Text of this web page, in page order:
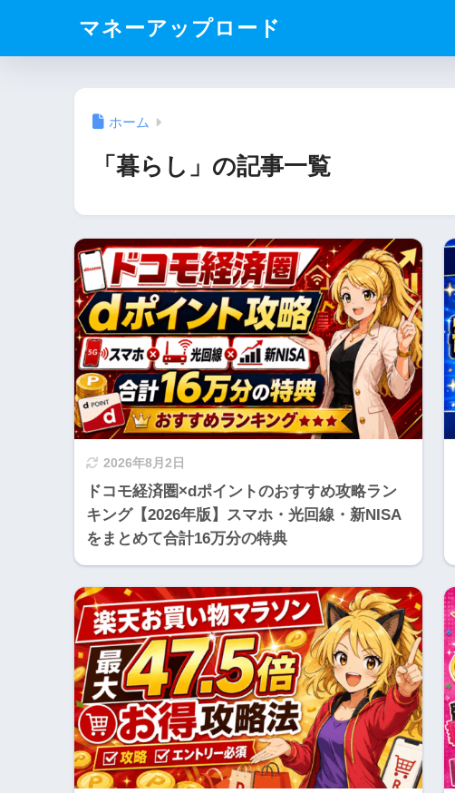
マネーアップロード
ホーム
「暮らし」の記事一覧
2026年8月2日
ドコモ経済圏×dポイントのおすすめ攻略ラン
キング【2026年版】スマホ・光回線・新NISA
をまとめて合計16万分の特典